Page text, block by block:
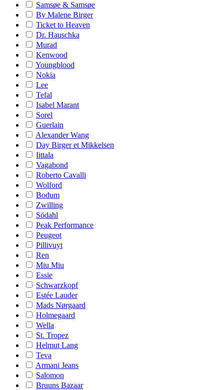
Samsøe & Samsøe
By Malene Birger
Ticket to Heaven
Dr. Hauschka
Murad
Kenwood
Youngblood
Nokia
Lee
Tefal
Isabel Marant
Sorel
Guerlain
Alexander Wang
Day Birger et Mikkelsen
Iittala
Vagabond
Roberto Cavalli
Wolford
Bodum
Zwilling
Södahl
Peak Performance
Peugeot
Pillivuyt
Ren
Miu Miu
Essie
Schwarzkopf
Estée Lauder
Mads Nørgaard
Holmegaard
Wella
St. Tropez
Helmut Lang
Teva
Armani Jeans
Salomon
Bruuns Bazaar